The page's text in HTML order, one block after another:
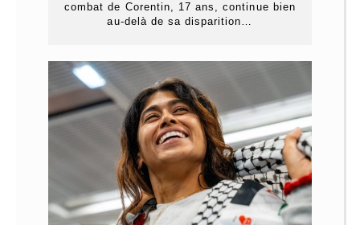
combat de Corentin, 17 ans, continue bien
au-delà de sa disparition…